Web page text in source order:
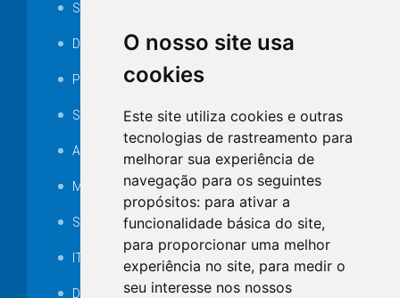
O nosso site usa
cookies
Este site utiliza cookies e outras
tecnologias de rastreamento para
melhorar sua experiência de
navegação para os seguintes
propósitos: para ativar a
funcionalidade básica do site,
para proporcionar uma melhor
experiência no site, para medir o
seu interesse nos nossos
Serviços ISS-E
Decretos
Portarias
SAMAE
Audiência pública
MANUTENÇÃO DE ILUMINAÇÃO PÚBLICA
Serviços Técnicos TI
ITR
Desapropriações